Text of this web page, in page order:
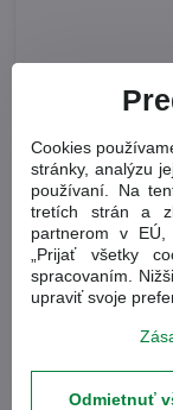
Cookies
stránky, analýzu
používaní. Na
tretích strán a
partnerom v EÚ,
„Prijať všetky
spracovaním.
upraviť svoje
Odmietnuť